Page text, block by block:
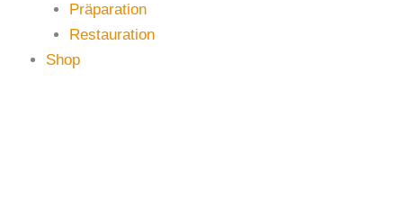
Präparation
Restauration
Shop